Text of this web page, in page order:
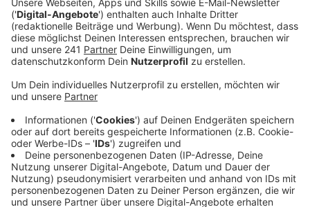
Veröffentlicht:Freitag, 30.12.2022 06:53
Anzeige
Bedeutet: So sind bürgerschaftlich Engagierte und
zivilgesellschaftliche Organisationen aus unserer
Stadt berechtigt, ab 1. Januar einen Förder-Antrag zu
stellen. Das können neben Vereinen und Stiftungen
zum Beispiel auch Nachbarschaftsinitiativen sein –
Hauptsache das Thema Nachhaltigkeit spielt dabei
eine Rolle. Denn: Das Förder-Programm steht im